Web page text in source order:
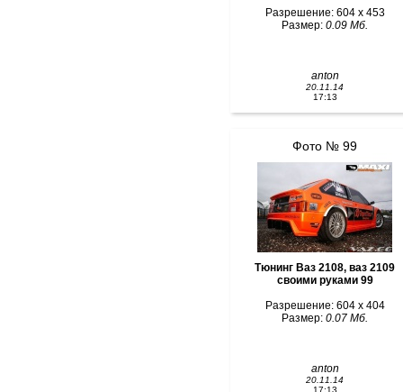
Разрешение: 604 x 453
Размер: 0.09 Мб.
anton
20.11.14
17:13
Фото № 99
Тюнинг Ваз 2108, ваз 2109
своими руками 99
Разрешение: 604 x 404
Размер: 0.07 Мб.
anton
20.11.14